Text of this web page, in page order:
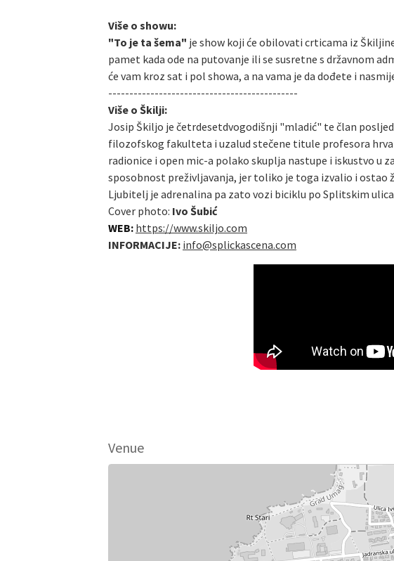
Više o showu:
"To je ta šema" je show koji će obilovati crticama iz
pamet kada ode na putovanje ili se susretne s državnom
će vam kroz sat i pol showa, a na vama je da dođete i
---------------------------------------------
Više o Škilji:
Josip Škiljo je četrdesetdvogodišnji "mladić" te član
filozofskog fakulteta i uzalud stečene titule profesora
radionice i open mic-a polako skuplja nastupe i iskustvo u
sposobnost preživljavanja, jer toliko je toga izvalio i ostao
Ljubitelj je adrenalina pa zato vozi biciklu po Splitskim
Cover photo: Ivo Šubić
WEB: https://www.skiljo.com
INFORMACIJE: info@splickascena.com
Venue